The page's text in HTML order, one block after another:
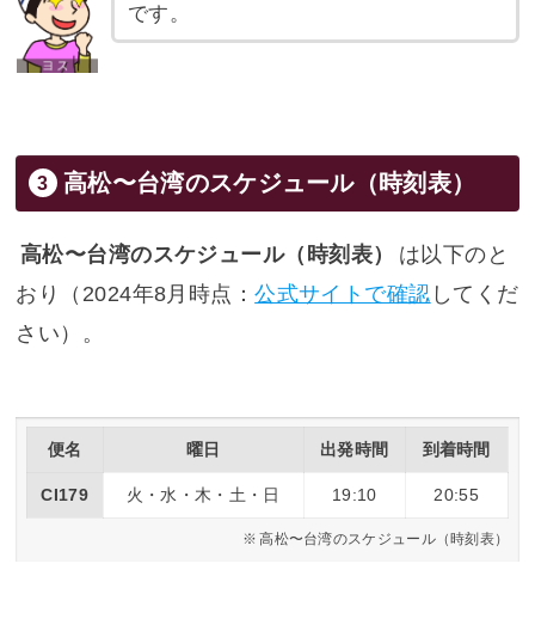
です。
高松〜台湾のスケジュール（時刻表）
高松〜台湾のスケジュール（時刻表）
は以下のと
おり（2024年8月時点：公式サイトで確認 してくだ
さい）。
便名 曜日 出発時間 到着時間
CI179 火・水・木・土・日 19:10 20:55
高松〜台湾のスケジュール（時刻表）